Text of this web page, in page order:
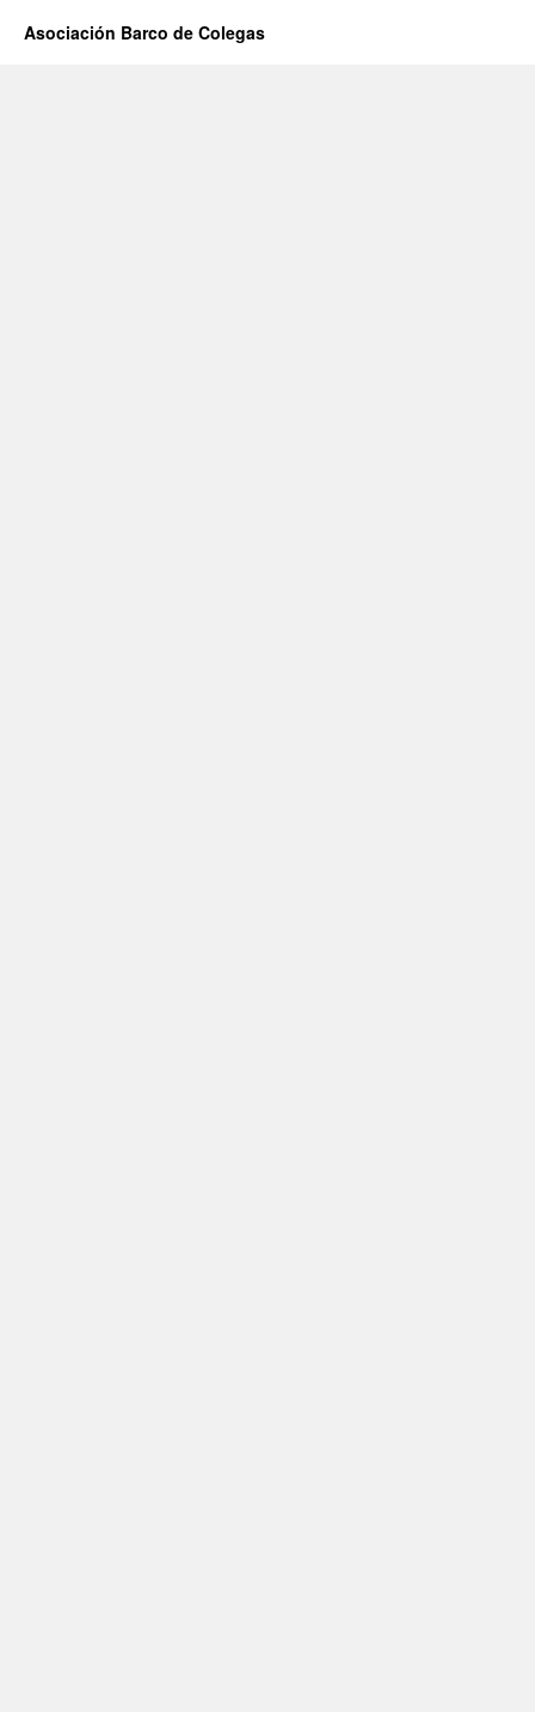
Asociación Barco de Colegas